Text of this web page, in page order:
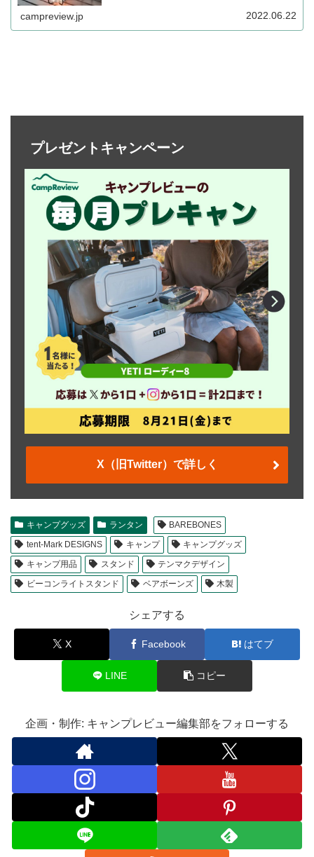
campreview.jp 2022.06.22
プレゼントキャンペーン
X（旧Twitter）で詳しく
キャンプグッズ ランタン
BAREBONES
tent-Mark DESIGNS
キャンプ
キャンプグッズ
キャンプ用品
スタンド
テンマクデザイン
ビーコンライトスタンド
ベアボーンズ 木製
シェアする
X Facebook はてブ
LINE コピー
企画・制作: キャンプレビュー編集部をフォローする